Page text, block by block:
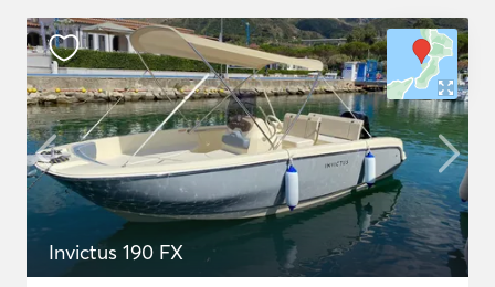
Invictus 190 FX